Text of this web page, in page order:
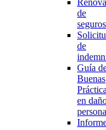
de
seguros
de
Guía
Buenas
en